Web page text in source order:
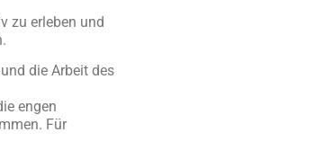
zu erleben und
die Arbeit des
engen
Für